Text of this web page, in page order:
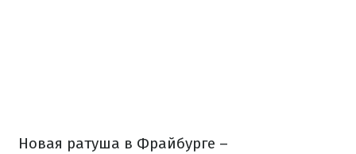
Новая ратуша в Фрайбурге –